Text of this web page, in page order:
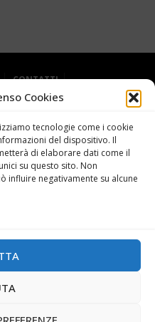
Cookies
tecnologie come i cookie
del dispositivo. Il
di elaborare dati come il
su questo sito. Non
influire negativamente su alcune
CONTATTI
(UE)
COOKIE POLICY (UE)
- 09013 Carbonia SU